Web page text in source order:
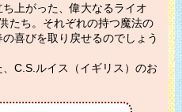
上がった、偉大なるライオ
たち。それぞれの持つ魔法の
喜びを取り戻せるのでしょう
C.S.ルイス（イギリス）のお